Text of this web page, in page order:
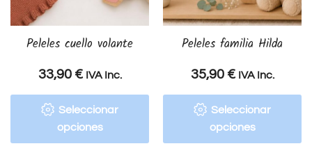
Peleles cuello volante
33,90 € IVA Inc.
Seleccionar
opciones
Peleles familia Hilda
35,90 € IVA Inc.
Seleccionar
opciones